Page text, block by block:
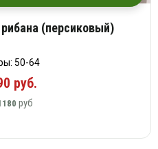
(персиковый)
50-64
руб.
руб